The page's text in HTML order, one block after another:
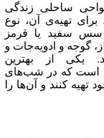
ساحلی زندگی
تهیه‌ی آن، نوع
سفید یا قرمز
گوجه و ادویه‌جات و
یکی از بهترین
است که در شب‌های
تهیه کنند و آن‌ها را